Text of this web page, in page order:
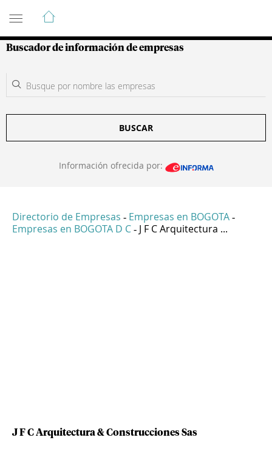
Guía de Empresas Colombianas
Buscador de información de empresas
BUSCAR
Información ofrecida por:
Directorio de Empresas - Empresas en BOGOTA -
Empresas en BOGOTA D C - J F C Arquitectura ...
J F C Arquitectura & Construcciones Sas